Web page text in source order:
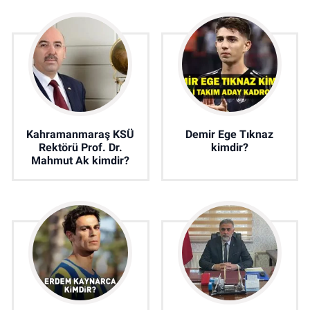
Kahramanmaraş KSÜ
Rektörü Prof. Dr.
Mahmut Ak kimdir?
Demir Ege Tıknaz
kimdir?